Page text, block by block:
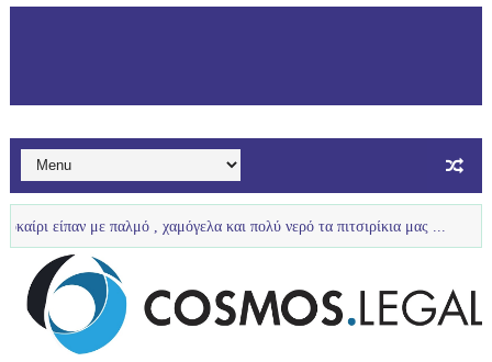
με παλμό , χαμόγελα και πολύ νερό τα πιτσιρίκια μας ... U12 :Πολύ